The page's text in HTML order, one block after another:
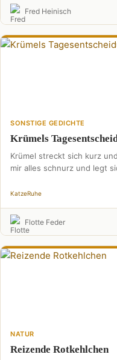
Fred Heinisch
SONSTIGE GEDICHTE
Krümels
Krümel streckt sich kurz
mir alles schnurz und legt
KatzeRuhe
Flotte Feder
NATUR
Reizende Rotkehlchen